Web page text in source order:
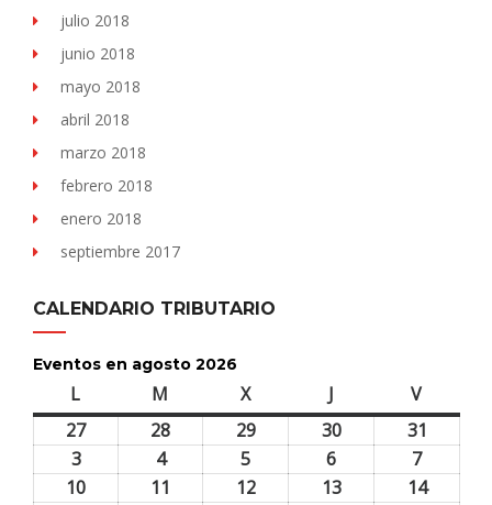
julio 2018
junio 2018
mayo 2018
abril 2018
marzo 2018
febrero 2018
enero 2018
septiembre 2017
CALENDARIO TRIBUTARIO
Eventos en agosto 2026
L M Xmiércoles J Vviernes
2727
28 2929
2026
3030
2026
31
2026
33
agosto,
44
agosto,
5
agosto,
6
agosto,
77
agosto,
10 11 1212
1313
1414